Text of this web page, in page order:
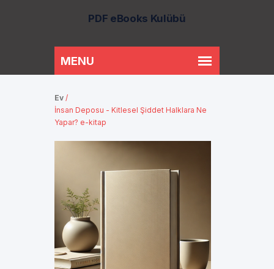
PDF eBooks Kulübü
Ev /
İnsan Deposu - Kitlesel Şiddet Halklara Ne
Yapar? e-kitap